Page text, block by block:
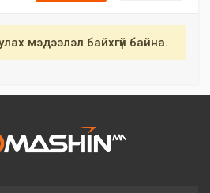
мэдээлэл байхгүй байна.